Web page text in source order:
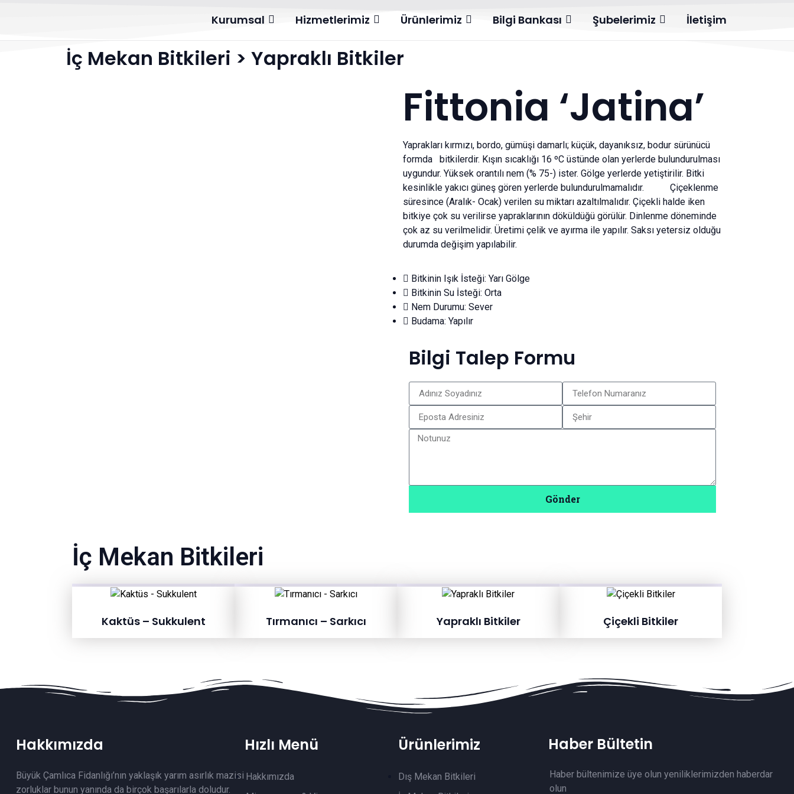
Kurumsal Hizmetlerimiz Ürünlerimiz Bilgi Bankası Şubelerimiz İletişim
İç Mekan Bitkileri > Yapraklı Bitkiler
Fittonia ‘Jatina’
Yaprakları kırmızı, bordo, gümüşi damarlı; küçük, dayanıksız, bodur sürünücü
formda bitkilerdir. Kışın sıcaklığı 16 ºC üstünde olan yerlerde bulundurulması
uygundur. Yüksek orantılı nem (% 75-) ister. Gölge yerlerde yetiştirilir. Bitki
kesinlikle yakıcı güneş gören yerlerde bulundurulmamalıdır. Çiçeklenme
süresince (Aralık- Ocak) verilen su miktarı azaltılmalıdır. Çiçekli halde iken
bitkiye çok su verilirse yapraklarının döküldüğü görülür. Dinlenme döneminde
çok az su verilmelidir. Üretimi çelik ve ayırma ile yapılır. Saksı yetersiz olduğu
durumda değişim yapılabilir.
Bitkinin Işık İsteği: Yarı Gölge
Bitkinin Su İsteği: Orta
Nem Durumu: Sever
Budama: Yapılır
Bilgi Talep Formu
Gönder
İç Mekan Bitkileri
Kaktüs – Sukkulent Tırmanıcı – Sarkıcı Yapraklı Bitkiler Çiçekli Bitkiler
Hakkımızda
Büyük Çamlıca Fidanlığı’nın yaklaşık yarım asırlık mazisi
zorluklar bunun yanında da birçok başarılarla doludur.
Hızlı Menü
Hakkımızda
Ürünlerimiz
Dış Mekan Bitkileri
Haber Bültetin
Haber bültenimize üye olun yeniliklerimizden haberdar
olun